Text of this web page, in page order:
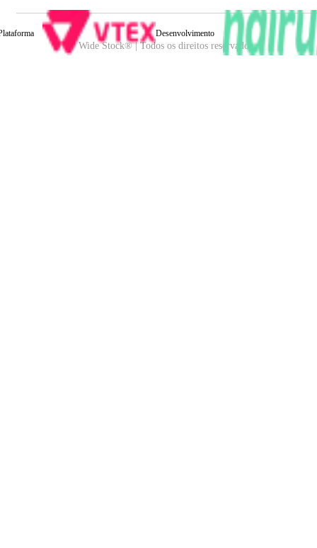
Wide Stock® | Todos os direitos reservados.
Desenvolvimento